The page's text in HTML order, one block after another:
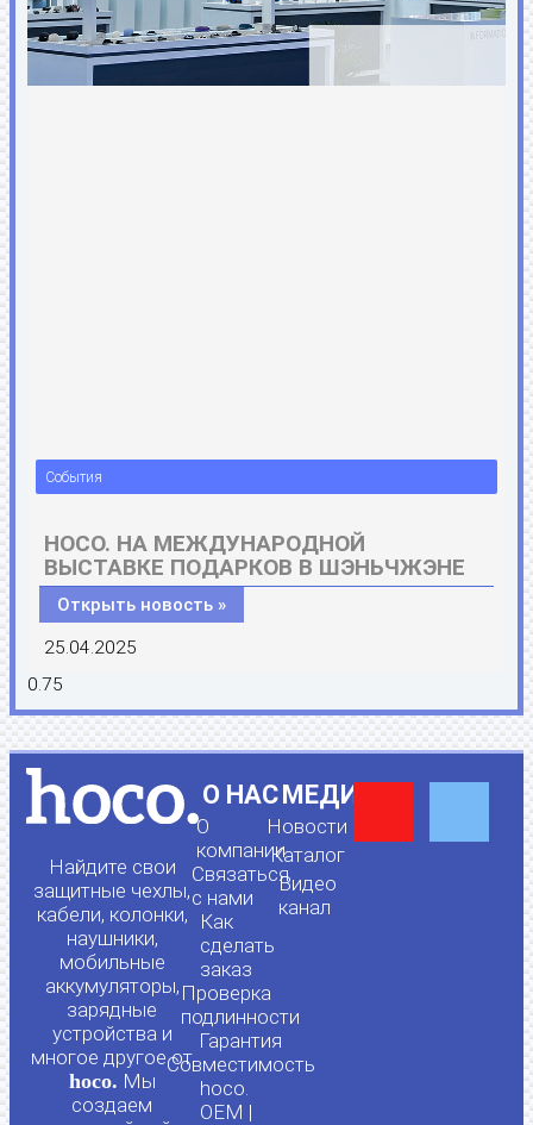
События
HOCO. НА МЕЖДУНАРОДНОЙ
ВЫСТАВКЕ ПОДАРКОВ В ШЭНЬЧЖЭНЕ
Открыть новость »
25.04.2025
Найдите свои
защитные чехлы,
кабели, колонки,
наушники,
мобильные
аккумуляторы,
зарядные
устройства и
многое другое от
hoco. Мы
создаем
О НАС
О
компании
Связаться
с нами
Как
сделать
заказ
Проверка
подлинности
Гарантия
Совместимость
hoco.
OEM |
МЕДИА
Новости
Каталог
Видео
канал